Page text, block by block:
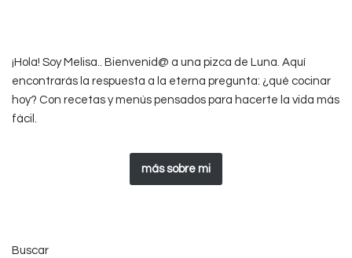
¡Hola! Soy Melisa.. Bienvenid@ a una pizca de Luna. Aquí
encontrarás la respuesta a la eterna pregunta: ¿qué cocinar
hoy? Con recetas y menús pensados para hacerte la vida más
fácil.
más sobre mi
Buscar